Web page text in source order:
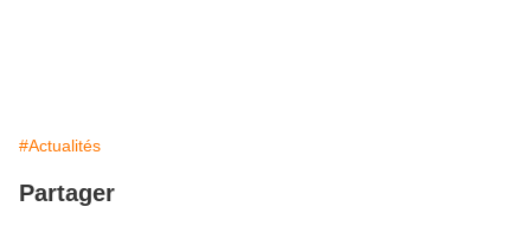
#Actualités
Partager